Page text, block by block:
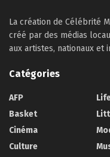
La création de Célébrité
créé par des médias
aux artistes, nationaux et
Catégories
AFP
Basket
Cinéma
Culture